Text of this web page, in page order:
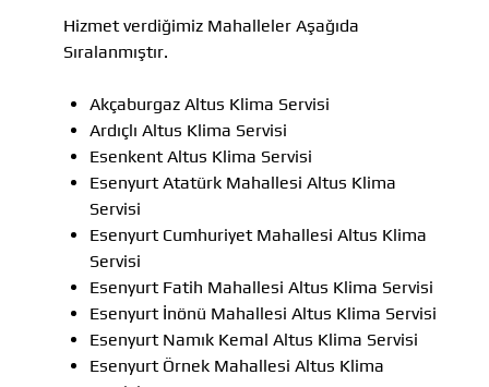
Hizmet verdiğimiz Mahalleler Aşağıda
Sıralanmıştır.
Akçaburgaz Altus Klima Servisi
Ardıçlı Altus Klima Servisi
Esenkent Altus Klima Servisi
Esenyurt Atatürk Mahallesi Altus Klima
Servisi
Esenyurt Cumhuriyet Mahallesi Altus Klima
Servisi
Esenyurt Fatih Mahallesi Altus Klima Servisi
Esenyurt İnönü Mahallesi Altus Klima Servisi
Esenyurt Namık Kemal Altus Klima Servisi
Esenyurt Örnek Mahallesi Altus Klima